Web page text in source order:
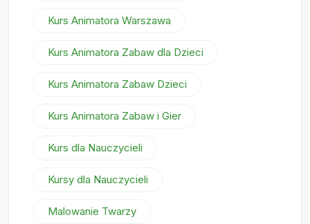
Kurs Animatora Warszawa
Kurs Animatora Zabaw dla Dzieci
Kurs Animatora Zabaw Dzieci
Kurs Animatora Zabaw i Gier
Kurs dla Nauczycieli
Kursy dla Nauczycieli
Malowanie Twarzy